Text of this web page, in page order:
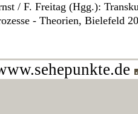
/ F. Freitag (Hgg.):
- Theorien, Bielefeld